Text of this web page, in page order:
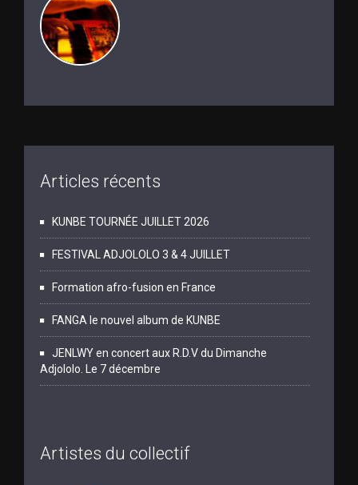
Articles récents
KUNBE TOURNÉE JUILLET 2026
FESTIVAL ADJOLOLO 3 & 4 JUILLET
Formation afro-fusion en France
FANGA le nouvel album de KUNBE
JENLWY en concert aux R.D.V du Dimanche
Adjololo. Le 7 décembre
Artistes du collectif